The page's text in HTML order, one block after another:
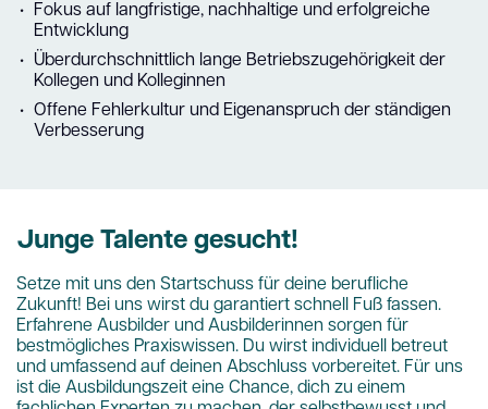
Fokus auf langfristige, nachhaltige und erfolgreiche
Entwicklung
Überdurchschnittlich lange Betriebszugehörigkeit der
Kollegen und Kolleginnen
Offene Fehlerkultur und Eigenanspruch der ständigen
Verbesserung
Junge Talente gesucht!
Setze mit uns den Startschuss für deine berufliche
Zukunft! Bei uns wirst du garantiert schnell Fuß fassen.
Erfahrene Ausbilder und Ausbilderinnen sorgen für
bestmögliches Praxiswissen. Du wirst individuell betreut
und umfassend auf deinen Abschluss vorbereitet. Für uns
ist die Ausbildungszeit eine Chance, dich zu einem